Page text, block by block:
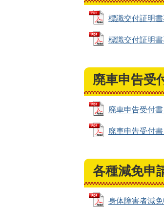
標識交付証明
標識交付証明
廃車申告受
廃車申告受付
廃車申告受付
各種減免申
身体障害者減